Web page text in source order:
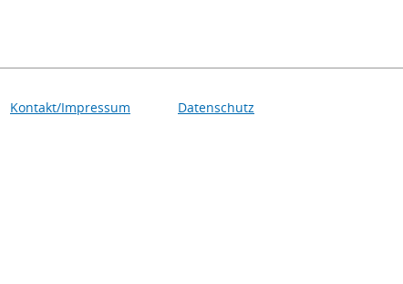
Kontakt/Impressum Datenschutz